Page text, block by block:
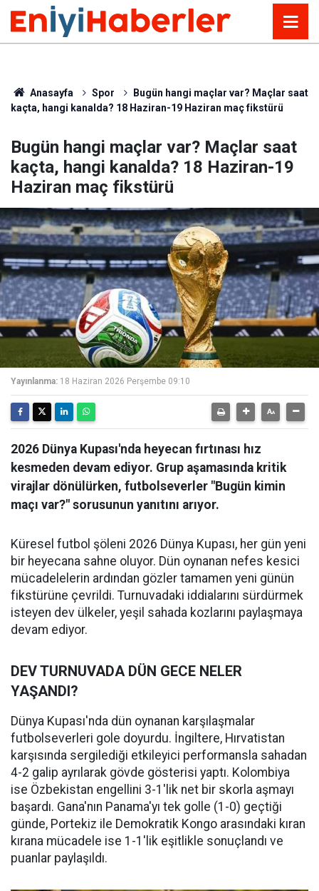
Anasayfa Spor
Bugün hangi maçlar var? Maçlar saat
kaçta, hangi kanalda? 18 Haziran-19 Haziran maç fikstürü
Bugün hangi maçlar var? Maçlar saat
kaçta, hangi kanalda? 18 Haziran-19
Haziran maç fikstürü
Yayınlanma: 18 Haziran 2026 Perşembe 09:10
2026 Dünya Kupası'nda heyecan fırtınası hız
kesmeden devam ediyor. Grup aşamasında kritik
virajlar dönülürken, futbolseverler "Bugün kimin
maçı var?" sorusunun yanıtını arıyor.
Küresel futbol şöleni 2026 Dünya Kupası, her gün yeni
bir heyecana sahne oluyor. Dün oynanan nefes kesici
mücadelelerin ardından gözler tamamen yeni günün
fikstürüne çevrildi. Turnuvadaki iddialarını sürdürmek
isteyen dev ülkeler, yeşil sahada kozlarını paylaşmaya
devam ediyor.
DEV TURNUVADA DÜN GECE NELER
YAŞANDI?
Dünya Kupası'nda dün oynanan karşılaşmalar
futbolseverleri gole doyurdu. İngiltere, Hırvatistan
karşısında sergilediği etkileyici performansla sahadan
4-2 galip ayrılarak gövde gösterisi yaptı. Kolombiya
ise Özbekistan engellini 3-1'lik net bir skorla aşmayı
başardı. Gana'nın Panama'yı tek golle (1-0) geçtiği
günde, Portekiz ile Demokratik Kongo arasındaki kıran
kırana mücadele ise 1-1'lik eşitlikle sonuçlandı ve
puanlar paylaşıldı.